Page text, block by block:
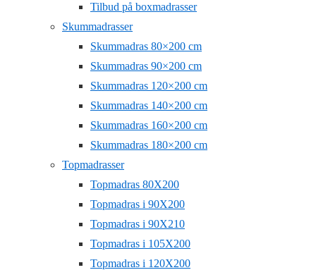
Tilbud på boxmadrasser
Skummadrasser
Skummadras 80×200 cm
Skummadras 90×200 cm
Skummadras 120×200 cm
Skummadras 140×200 cm
Skummadras 160×200 cm
Skummadras 180×200 cm
Topmadrasser
Topmadras 80X200
Topmadras i 90X200
Topmadras i 90X210
Topmadras i 105X200
Topmadras i 120X200